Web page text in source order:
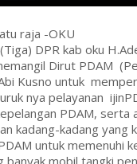
raja -OKU
DPR kab oku
Dirut PDAM
Kusno untuk
nya pelayanan
PDAM, serta
kadang-kadang yang
untuk memenuhi
banyak mobil tangki